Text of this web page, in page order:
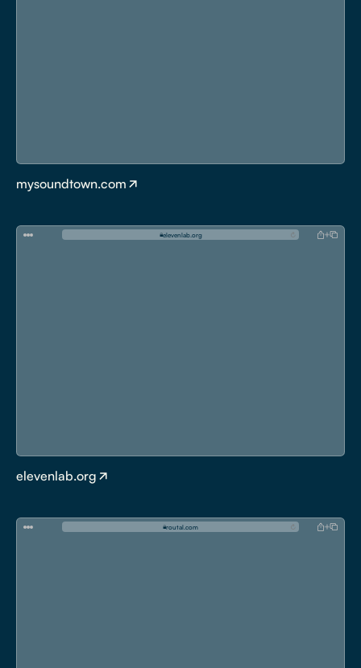
mysoundtown.com
elevenlab. org
elevenlab.org
routal com